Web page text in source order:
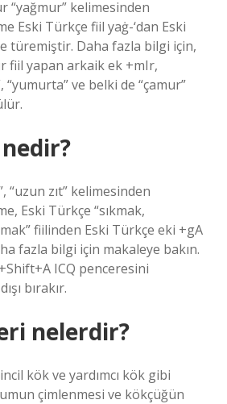
“yağmur” kelimesinden
Eski Türkçe fiil yaġ-‘dan Eski
türemiştir. Daha fazla bilgi için,
fiil yapan arkaik ek +mIr,
“yumurta” ve belki de “çamur”
“uzun zıt” kelimesinden
Eski Türkçe “sıkmak,
fiilinden Eski Türkçe eki +gA
fazla bilgi için makaleye bakın.
ICQ penceresini
bırakır.
nelerdir?
kök ve yardımcı kök gibi
çimlenmesi ve kökçüğün